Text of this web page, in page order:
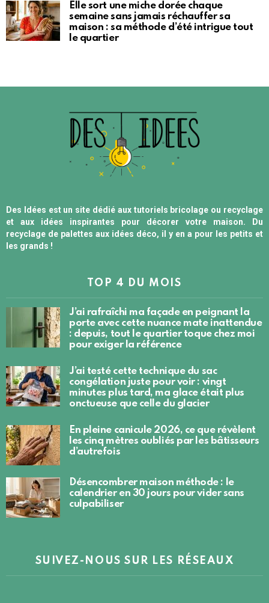
Elle sort une miche dorée chaque
semaine sans jamais réchauffer sa
maison : sa méthode d’été intrigue tout
le quartier
Des Idées est un site dédié aux tutoriels bricolage ou recyclage
et aux idées inspirantes pour décorer votre maison. Du
recyclage de palettes aux idées déco, il y en a pour les petits et
les grands !
TOP 4 DU MOIS
J’ai rafraîchi ma façade en peignant la
porte avec cette nuance mate inattendue
: depuis, tout le quartier toque chez moi
pour exiger la référence
J’ai testé cette technique du sac
congélation juste pour voir : vingt
minutes plus tard, ma glace était plus
onctueuse que celle du glacier
En pleine canicule 2026, ce que révèlent
les cinq mètres oubliés par les bâtisseurs
d’autrefois
Désencombrer maison méthode : le
calendrier en 30 jours pour vider sans
culpabiliser
SUIVEZ-NOUS SUR LES RÉSEAUX